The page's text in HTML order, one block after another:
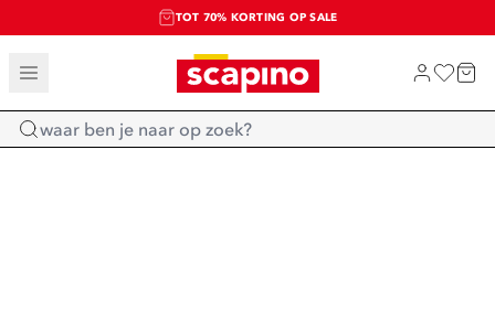
TOT 70% KORTING OP SALE
SALE: LAATSTE KANS!
SHOP NIEUW
Home